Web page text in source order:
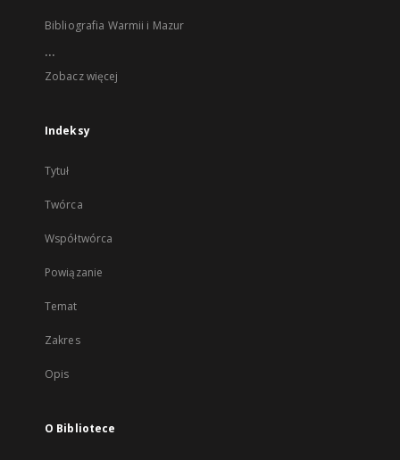
Bibliografia Warmii i Mazur
...
Zobacz więcej
Indeksy
Tytuł
Twórca
Współtwórca
Powiązanie
Temat
Zakres
Opis
O Bibliotece